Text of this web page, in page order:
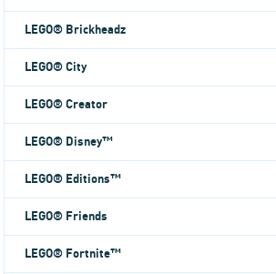
LEGO® Brickheadz
LEGO® City
LEGO® Creator
LEGO® Disney™
LEGO® Editions™
LEGO® Friends
LEGO® Fortnite™